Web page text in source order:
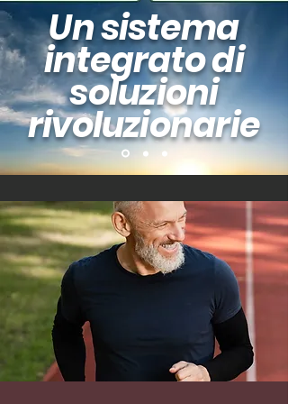
Un sistema
integrato di
soluzioni
rivoluzionarie